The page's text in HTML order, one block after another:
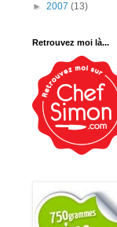
► 2007 (13)
Retrouvez moi là...